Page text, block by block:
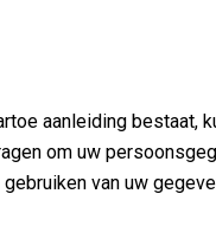
aanleiding bestaat,
om uw
van uw